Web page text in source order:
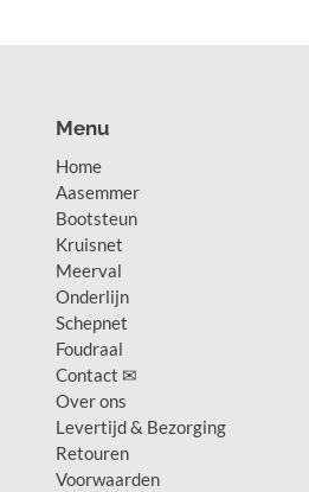
Menu
Home
Aasemmer
Bootsteun
Kruisnet
Meerval
Onderlijn
Schepnet
Foudraal
Contact ✉
Over ons
Levertijd & Bezorging
Retouren
Voorwaarden